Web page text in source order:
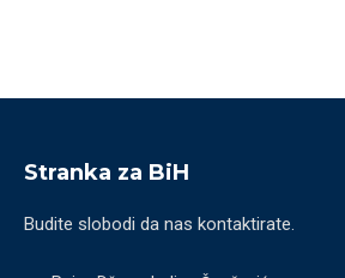
Stranka za BiH
Budite slobodi da nas kontaktirate.